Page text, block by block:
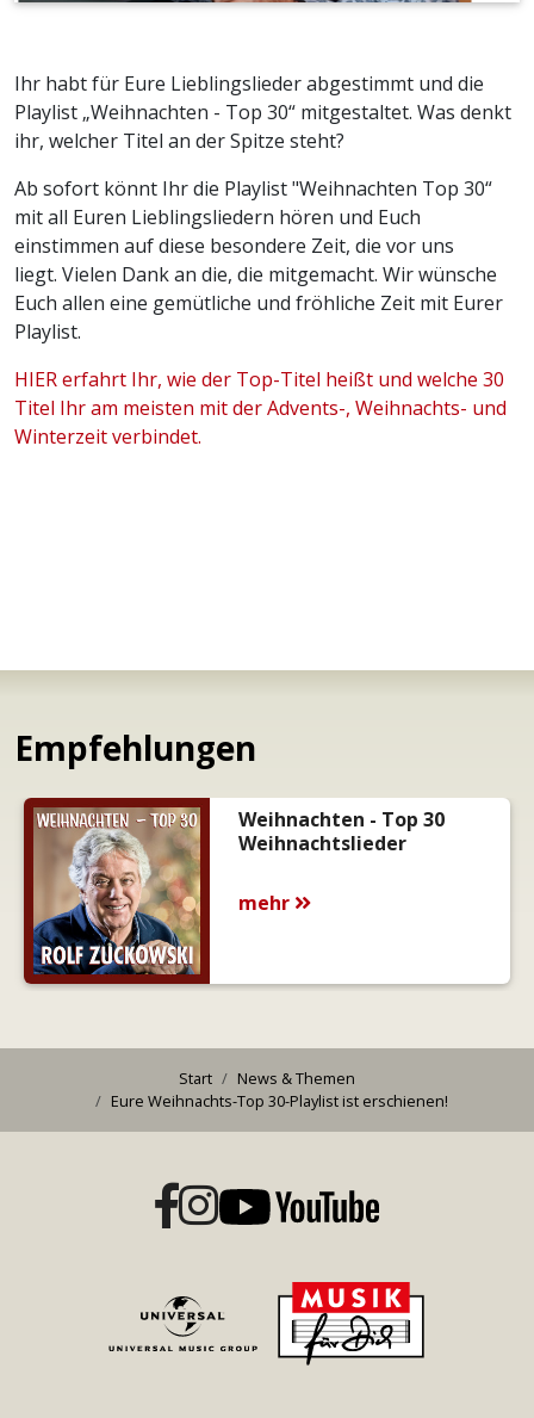
Ihr habt für Eure Lieblingslieder abgestimmt und die
Playlist „Weihnachten - Top 30“ mitgestaltet. Was denkt
ihr, welcher Titel an der Spitze steht?
Ab sofort könnt Ihr die Playlist "Weihnachten Top 30“
mit all Euren Lieblingsliedern hören und Euch
einstimmen auf diese besondere Zeit, die vor uns
liegt. Vielen Dank an die, die mitgemacht. Wir wünsche
Euch allen eine gemütliche und fröhliche Zeit mit Eurer
Playlist.
HIER erfahrt Ihr, wie der Top-Titel heißt und welche 30
Titel Ihr am meisten mit der Advents-, Weihnachts- und
Winterzeit verbindet.
Empfehlungen
Weihnachten - Top 30
Weihnachtslieder
mehr
Start
News & Themen
Eure Weihnachts-Top 30-Playlist ist erschienen!